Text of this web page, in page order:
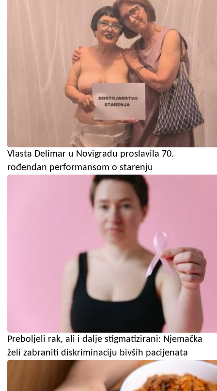
Vlasta Delimar u Novigradu proslavila 70.
rođendan performansom o starenju
Preboljeli rak, ali i dalje stigmatizirani: Njemačka
želi zabraniti diskriminaciju bivših pacijenata